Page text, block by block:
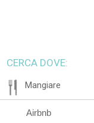
CERCA DOVE:
Mangiare
Airbnb